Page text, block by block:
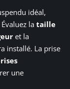
idéal,
Évaluez lataille
et la
installé. La prise
une